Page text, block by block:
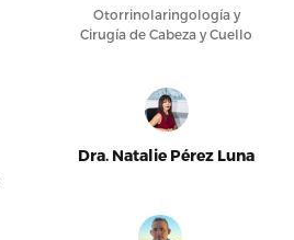
Otorrinolaringología y
Cirugía de Cabeza y Cuello
Dra. Natalie Pérez Luna